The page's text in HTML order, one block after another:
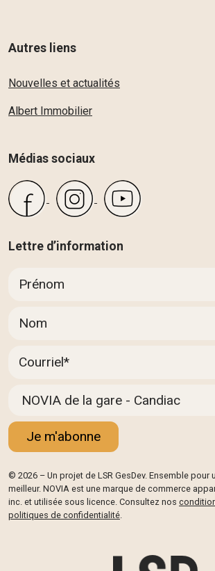
Autres liens
Nouvelles et actualités
Albert Immobilier
Médias sociaux
Lettre d’information
© 2026 – Un projet de LSR GesDev. Ensemble pour
meilleur. NOVIA est une marque de commerce
inc. et utilisée sous licence. Consultez nos
politiques de confidentialité